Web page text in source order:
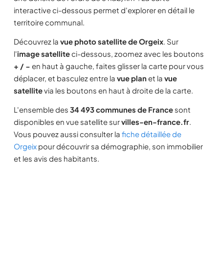
interactive ci-dessous permet d'explorer en détail le
territoire communal.
Découvrez la vue photo satellite de Orgeix. Sur
l'image satelliteci-dessous, zoomez avec les boutons
+ / − en haut à gauche, faites glisser la carte pour vous
déplacer, et basculez entre la vue planet la vue
satellitevia les boutons en haut à droite de la carte.
L'ensemble des 34 493 communes de France sont
disponibles en vue satellite survilles-en-france.fr.
Vous pouvez aussi consulter la fiche détaillée de
Orgeix pour découvrir sa démographie, son immobilier
et les avis des habitants.